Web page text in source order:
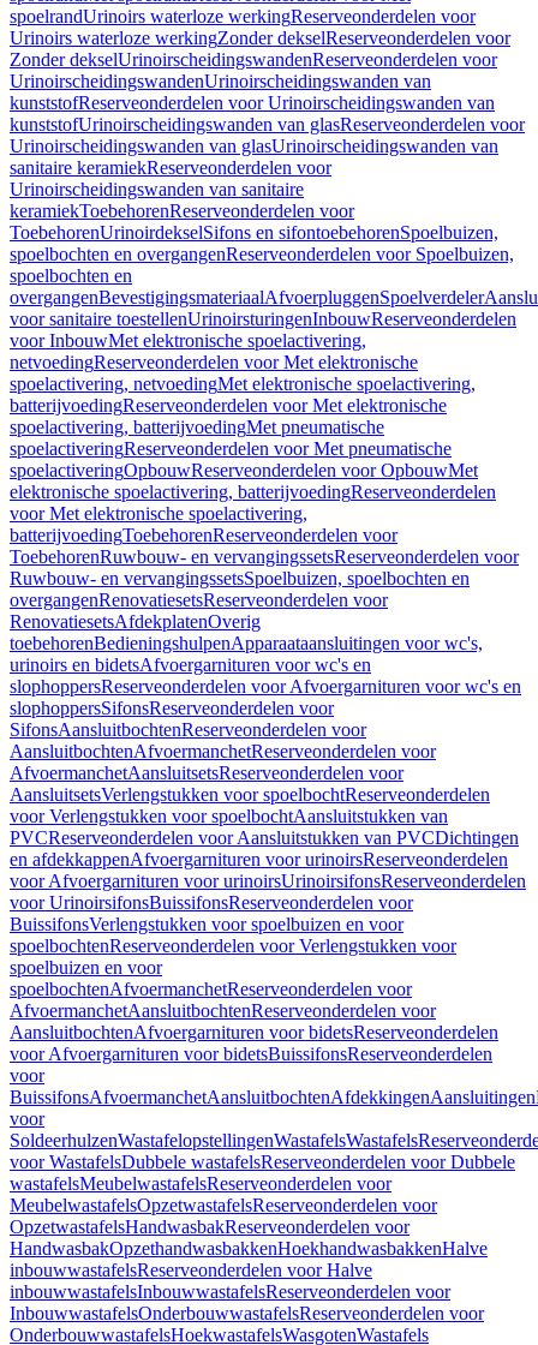
spoelrandUrinoirs waterloze werkingReserveonderdelen voor
Urinoirs waterloze werkingZonder dekselReserveonderdelen voor
Zonder dekselUrinoirscheidingswandenReserveonderdelen voor
UrinoirscheidingswandenUrinoirscheidingswanden van
kunststofReserveonderdelen voor Urinoirscheidingswanden van
kunststofUrinoirscheidingswanden van glasReserveonderdelen voor
Urinoirscheidingswanden van glasUrinoirscheidingswanden van
sanitaire keramiekReserveonderdelen voor
Urinoirscheidingswanden van sanitaire
keramiekToebehorenReserveonderdelen voor
ToebehorenUrinoirdekselSifons en sifontoebehorenSpoelbuizen,
spoelbochten en overgangenReserveonderdelen voor Spoelbuizen,
spoelbochten en
overgangenBevestigingsmateriaalAfvoerpluggenSpoelverdeler
voor sanitaire toestellenUrinoirsturingenInbouwReserveonderdelen
voor InbouwMet elektronische spoelactivering,
netvoedingReserveonderdelen voor Met elektronische
spoelactivering, netvoedingMet elektronische spoelactivering,
batterijvoedingReserveonderdelen voor Met elektronische
spoelactivering, batterijvoedingMet pneumatische
spoelactiveringReserveonderdelen voor Met pneumatische
spoelactiveringOpbouwReserveonderdelen voor OpbouwMet
elektronische spoelactivering, batterijvoedingReserveonderdelen
voor Met elektronische spoelactivering,
batterijvoedingToebehorenReserveonderdelen voor
ToebehorenRuwbouw- en vervangingssetsReserveonderdelen voor
Ruwbouw- en vervangingssetsSpoelbuizen, spoelbochten en
overgangenRenovatiesetsReserveonderdelen voor
RenovatiesetsAfdekplatenOverig
toebehorenBedieningshulpenApparaataansluitingen voor wc's,
urinoirs en bidetsAfvoergarnituren voor wc's en
slophoppersReserveonderdelen voor Afvoergarnituren voor wc's en
slophoppersSifonsReserveonderdelen voor
SifonsAansluitbochtenReserveonderdelen voor
AansluitbochtenAfvoermanchetReserveonderdelen voor
AfvoermanchetAansluitsetsReserveonderdelen voor
AansluitsetsVerlengstukken voor spoelbochtReserveonderdelen
voor Verlengstukken voor spoelbochtAansluitstukken van
PVCReserveonderdelen voor Aansluitstukken van PVCDichtingen
en afdekkappenAfvoergarnituren voor urinoirsReserveonderdelen
voor Afvoergarnituren voor urinoirsUrinoirsifonsReserveonderdelen
voor UrinoirsifonsBuissifonsReserveonderdelen voor
BuissifonsVerlengstukken voor spoelbuizen en voor
spoelbochtenReserveonderdelen voor Verlengstukken voor
spoelbuizen en voor
spoelbochtenAfvoermanchetReserveonderdelen voor
AfvoermanchetAansluitbochtenReserveonderdelen voor
AansluitbochtenAfvoergarnituren voor bidetsReserveonderdelen
voor Afvoergarnituren voor bidetsBuissifonsReserveonderdelen
voor
BuissifonsAfvoermanchetAansluitbochtenAfdekkingenAansluitingen
voor
SoldeerhulzenWastafelopstellingenWastafelsWastafels
voor WastafelsDubbele wastafelsReserveonderdelen voor Dubbele
wastafelsMeubelwastafelsReserveonderdelen voor
MeubelwastafelsOpzetwastafelsReserveonderdelen voor
OpzetwastafelsHandwasbakReserveonderdelen voor
HandwasbakOpzethandwasbakkenHoekhandwasbakkenHalve
inbouwwastafelsReserveonderdelen voor Halve
inbouwwastafelsInbouwwastafelsReserveonderdelen voor
InbouwwastafelsOnderbouwwastafelsReserveonderdelen voor
OnderbouwwastafelsHoekwastafelsWasgotenWastafels